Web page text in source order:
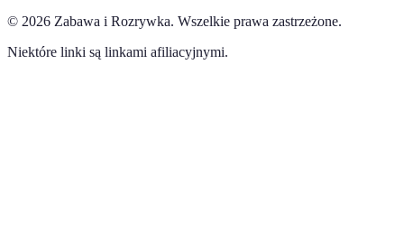
© 2026 Zabawa i Rozrywka. Wszelkie prawa zastrzeżone.
Niektóre linki są linkami afiliacyjnymi.